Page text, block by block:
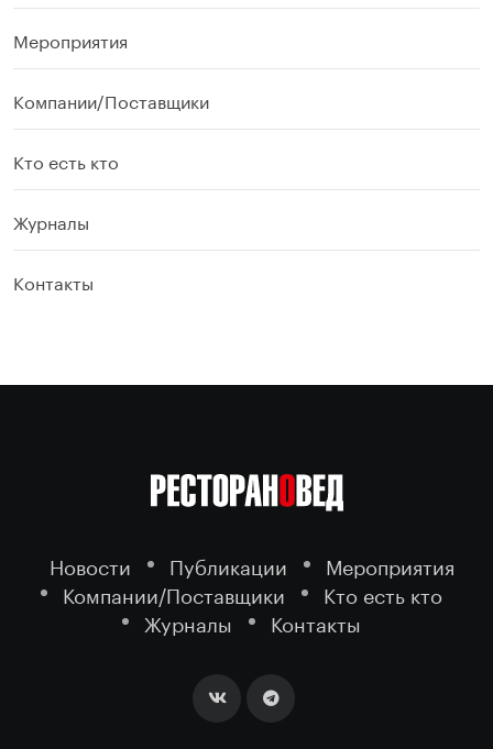
Мероприятия
Компании/Поставщики
Кто есть кто
Журналы
Контакты
Новости Публикации
Мероприятия
Компании/Поставщики
Кто есть кто
Журналы
Контакты